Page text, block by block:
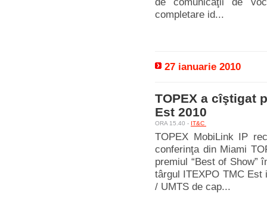
completare id...
27 ianuarie 2010
TOPEX a cîştigat
Est 2010
ORA 15.40 - IT&C
TOPEX MobiLink IP
conferinţa din Miami
premiul “Best of Show”
târgul ITEXPO TMC Est
/ UMTS de cap...